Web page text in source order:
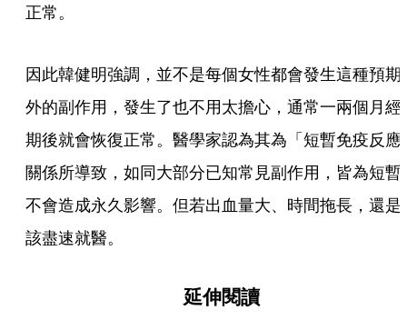
正常。
因此韓健明強調，並不是每個女性都會發生這種預期
外的副作用，發生了也不用太擔心，通常一兩個月經
期後就會恢復正常。醫學家認為其為「短暫免疫反應
關係所導致，如同大部分已知常見副作用，皆為短暫
不會造成永久影響。但若出血量大、時間拖長，還是
該盡速就醫。
延伸閱讀